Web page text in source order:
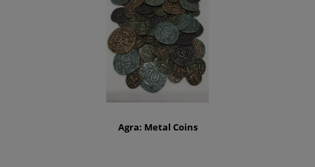
Agra: Metal Coins